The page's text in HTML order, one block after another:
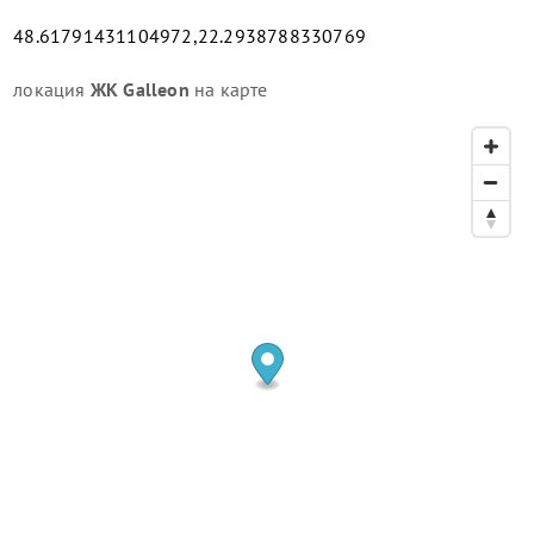
48.61791431104972,22.2938788330769
локация ЖК Galleon на карте